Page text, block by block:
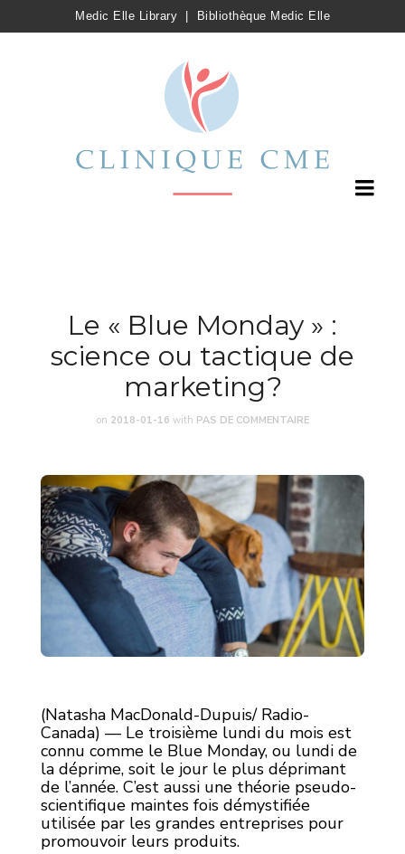
Medic Elle Library Bibliothèque Medic Elle
Le « Blue Monday » :
science ou tactique de
marketing?
on 2018-01-16 with PAS DE COMMENTAIRE
(Natasha MacDonald-Dupuis/ Radio-
Canada) — Le troisième lundi du mois est
connu comme le Blue Monday, ou lundi de
la déprime, soit le jour le plus déprimant
de l’année. C’est aussi une théorie pseudo-
scientifique maintes fois démystifiée
utilisée par les grandes entreprises pour
promouvoir leurs produits.